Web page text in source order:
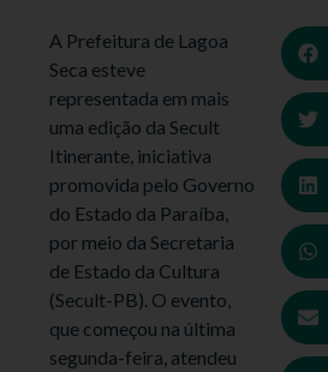
A Prefeitura de Lagoa
Seca esteve
representada em mais
uma edição da Secult
Itinerante, iniciativa
promovida pelo Governo
do Estado da Paraíba,
por meio da Secretaria
de Estado da Cultura
(Secult-PB). O evento,
que começou na última
segunda-feira, atendeu